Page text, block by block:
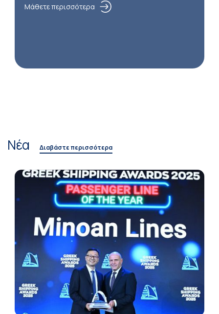
Μάθετε περισσότερα
Νέα Διαβάστε περισσότερα